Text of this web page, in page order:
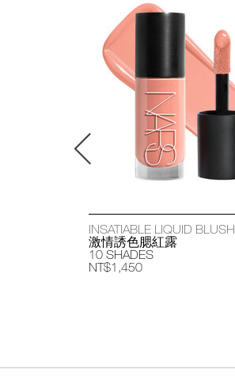
INSATIABLE LIQUID BLUSH
激情誘色腮紅露
10 SHADES
NT$1,450